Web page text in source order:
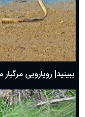
ببینید| رویارویی